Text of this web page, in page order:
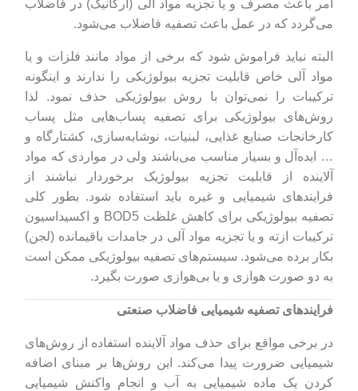
امر باعث مصرف و یا تجزیه مواد آلی (ارگانیک) در فاضلاب
می‌گردد که در عمل باعث تصفیه فاضلاب می‌شود.
البته نباید فراموش شود که برخی از مواد مانند فلزات و یا
مواد آلی خاص قابلیت تجزیه بیولوژیکی را ندارند و اینگونه
ترکیبات را نمی‌توان با روش بیولوژیکی حذف نمود. لذا
روش‌های بیولوژیکی برای تصفیه پساب‌هایی مثل پساب
کارخانجات صنایع غذایی، لبنیات، نوشابه‌سازی، کشتارگاه و
… ایده‌آل و بسیار مناسب می‌باشند ولی در مواردی که مواد
آلاینده از قابلیت تجزیه بیولوژیک برخوردار نباشند از
فرایندهای شیمیایی و غیره باید استفاده شود. بطور کلی
تصفیه بیولوژیکی برای کاهش غلظت BOD5 و اکسیداسیون
ترکیبات ازته و یا تجزیه مواد آلی در جامدات باقیمانده (لجن)
بکار برده می‌شود. سیستم‌های تصفیه بیولوژیکی ممکن است
به دو صورت هوازی و یا بی‌هوازی صورت بگیرد.
فرایندهای تصفیه شیمیایی فاضلاب صنعتی
در برخی مواقع برای حذف مواد آلاینده استفاده از روش‌های
شیمیایی ضرورت پیدا می‌کند. این روش‌ها بر مبنای اضافه
کردن یک ماده شیمیایی به آب و انجام واکنش شیمیایی